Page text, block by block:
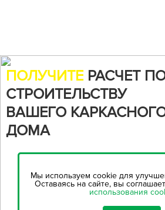
ПОЛУЧИТЕ РАСЧЕТ
СТРОИТЕЛЬСТВУ
ВАШЕГО
ДОМА
Воспользуйтесь нашим
онлайн-калькулятором,
рассчитать стоимость
Мы используем cookie для
Оставаясь на сайте, вы
использования